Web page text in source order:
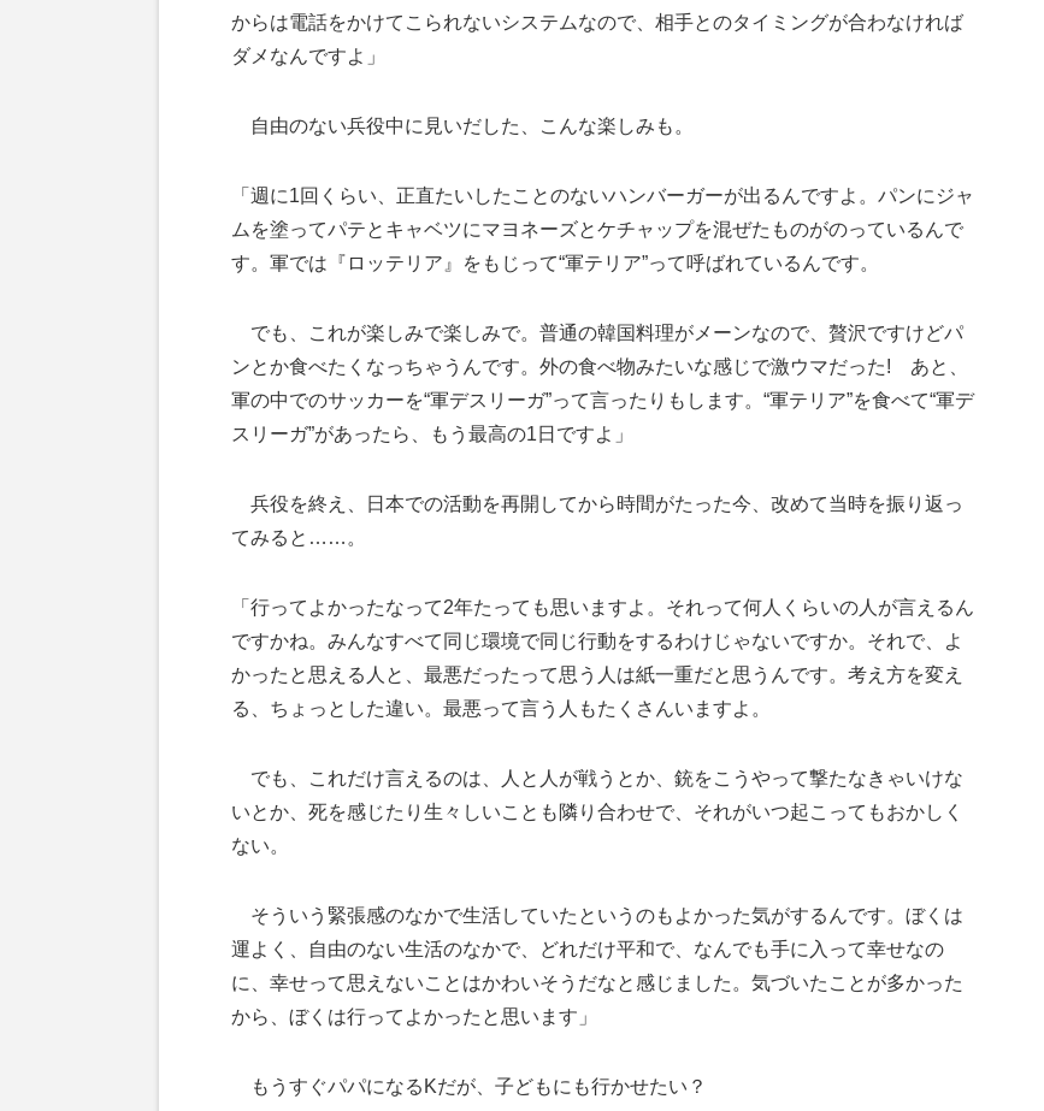
からは電話をかけてこられないシステムなので、相手とのタイミングが合わなければ
ダメなんですよ」
自由のない兵役中に見いだした、こんな楽しみも。
「週に1回くらい、正直たいしたことのないハンバーガーが出るんですよ。パンにジャ
ムを塗ってパテとキャベツにマヨネーズとケチャップを混ぜたものがのっているんで
す。軍では『ロッテリア』をもじって“軍テリア”って呼ばれているんです。
でも、これが楽しみで楽しみで。普通の韓国料理がメーンなので、贅沢ですけどパ
ンとか食べたくなっちゃうんです。外の食べ物みたいな感じで激ウマだった! あと、
軍の中でのサッカーを“軍デスリーガ”って言ったりもします。“軍テリア”を食べて“軍デ
スリーガ”があったら、もう最高の1日ですよ」
兵役を終え、日本での活動を再開してから時間がたった今、改めて当時を振り返っ
てみると……。
「行ってよかったなって2年たっても思いますよ。それって何人くらいの人が言えるん
ですかね。みんなすべて同じ環境で同じ行動をするわけじゃないですか。それで、よ
かったと思える人と、最悪だったって思う人は紙一重だと思うんです。考え方を変え
る、ちょっとした違い。最悪って言う人もたくさんいますよ。
でも、これだけ言えるのは、人と人が戦うとか、銃をこうやって撃たなきゃいけな
いとか、死を感じたり生々しいことも隣り合わせで、それがいつ起こってもおかしく
ない。
そういう緊張感のなかで生活していたというのもよかった気がするんです。ぼくは
運よく、自由のない生活のなかで、どれだけ平和で、なんでも手に入って幸せなの
に、幸せって思えないことはかわいそうだなと感じました。気づいたことが多かった
から、ぼくは行ってよかったと思います」
もうすぐパパになるKだが、子どもにも行かせたい？